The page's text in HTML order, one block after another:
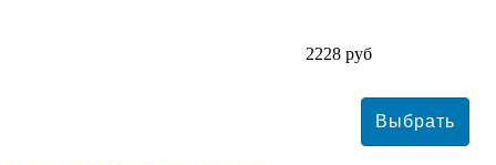
2228 руб